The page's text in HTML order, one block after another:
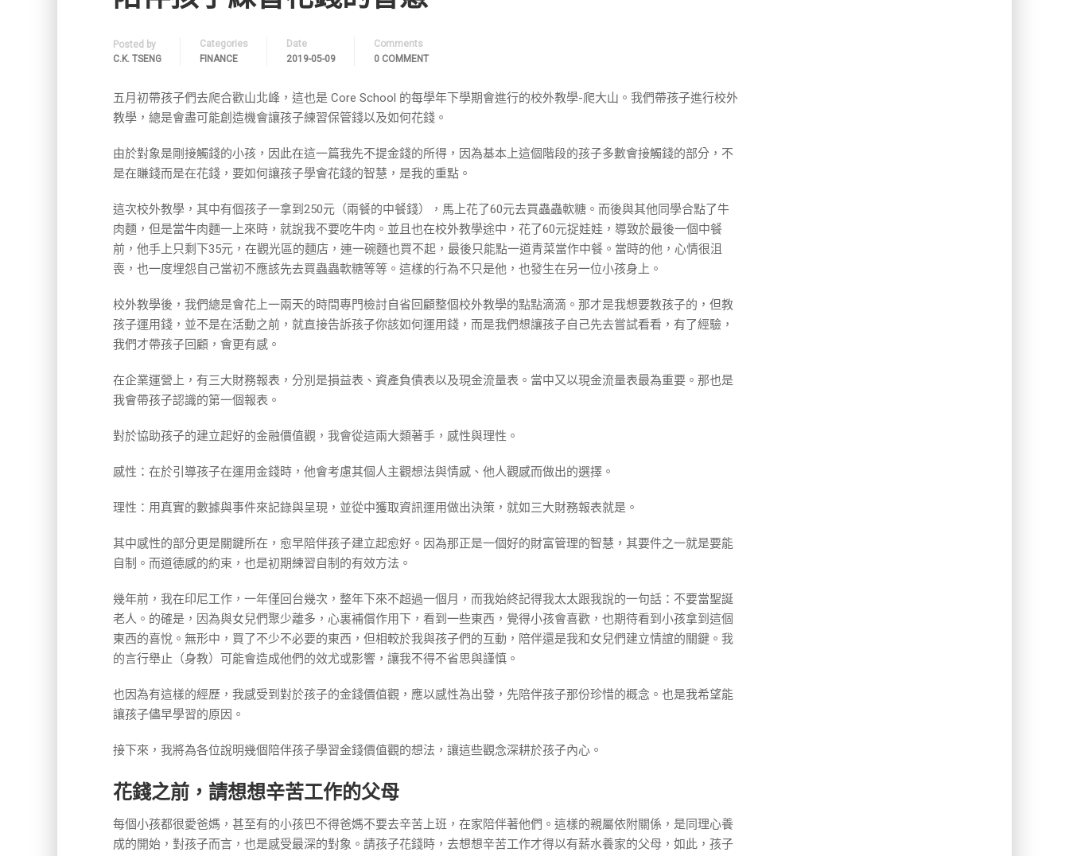
Posted by
C.K. TSENG
Categories
FINANCE
Date
2019-05-09
Comments
0 COMMENT
五月初帶孩子們去爬合歡山北峰，這也是 Core School 的每學年下學期會進行的校外教學-爬大山。我們帶孩子進行校外
教學，總是會盡可能創造機會讓孩子練習保管錢以及如何花錢。
由於對象是剛接觸錢的小孩，因此在這一篇我先不提金錢的所得，因為基本上這個階段的孩子多數會接觸錢的部分，不
是在賺錢而是在花錢，要如何讓孩子學會花錢的智慧，是我的重點。
這次校外教學，其中有個孩子一拿到250元（兩餐的中餐錢），馬上花了60元去買蟲蟲軟糖。而後與其他同學合點了牛
肉麵，但是當牛肉麵一上來時，就說我不要吃牛肉。並且也在校外教學途中，花了60元捉娃娃，導致於最後一個中餐
前，他手上只剩下35元，在觀光區的麵店，連一碗麵也買不起，最後只能點一道青菜當作中餐。當時的他，心情很沮
喪，也一度埋怨自己當初不應該先去買蟲蟲軟糖等等。這樣的行為不只是他，也發生在另一位小孩身上。
校外教學後，我們總是會花上一兩天的時間專門檢討自省回顧整個校外教學的點點滴滴。那才是我想要教孩子的，但教
孩子運用錢，並不是在活動之前，就直接告訴孩子你該如何運用錢，而是我們想讓孩子自己先去嘗試看看，有了經驗，
我們才帶孩子回顧，會更有感。
在企業運營上，有三大財務報表，分別是損益表、資產負債表以及現金流量表。當中又以現金流量表最為重要。那也是
我會帶孩子認識的第一個報表。
對於協助孩子的建立起好的金融價值觀，我會從這兩大類著手，感性與理性。
感性：在於引導孩子在運用金錢時，他會考慮其個人主觀想法與情感、他人觀感而做出的選擇。
理性：用真實的數據與事件來記錄與呈現，並從中獲取資訊運用做出決策，就如三大財務報表就是。
其中感性的部分更是關鍵所在，愈早陪伴孩子建立起愈好。因為那正是一個好的財富管理的智慧，其要件之一就是要能
自制。而道德感的約束，也是初期練習自制的有效方法。
幾年前，我在印尼工作，一年僅回台幾次，整年下來不超過一個月，而我始終記得我太太跟我說的一句話：不要當聖誕
老人。的確是，因為與女兒們聚少離多，心裏補償作用下，看到一些東西，覺得小孩會喜歡，也期待看到小孩拿到這個
東西的喜悅。無形中，買了不少不必要的東西，但相較於我與孩子們的互動，陪伴還是我和女兒們建立情誼的關鍵。我
的言行舉止（身教）可能會造成他們的效尤或影響，讓我不得不省思與謹慎。
也因為有這樣的經歷，我感受到對於孩子的金錢價值觀，應以感性為出發，先陪伴孩子那份珍惜的概念。也是我希望能
讓孩子儘早學習的原因。
接下來，我將為各位說明幾個陪伴孩子學習金錢價值觀的想法，讓這些觀念深耕於孩子內心。
花錢之前，請想想辛苦工作的父母
每個小孩都很愛爸媽，甚至有的小孩巴不得爸媽不要去辛苦上班，在家陪伴著他們。這樣的親屬依附關係，是同理心養
成的開始，對孩子而言，也是感受最深的對象。請孩子花錢時，去想想辛苦工作才得以有薪水養家的父母，如此，孩子